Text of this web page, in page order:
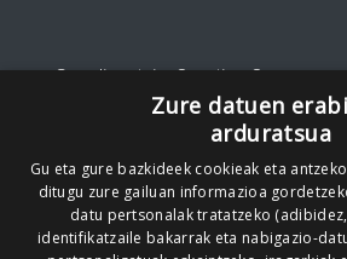
Gure lizentzia: Creative
Codesyntaxek
Zure datuen
arduratsua
Gu eta gure bazkideek cookieak eta
ditugu zure gailuan informazioa
datu pertsonalak tratatzeko
identifikatzaile bakarrak eta nabigazio-